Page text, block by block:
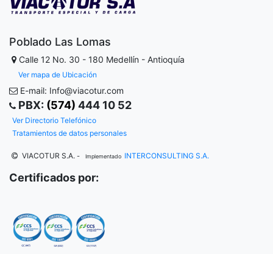
Poblado Las Lomas
Calle 12 No. 30 - 180 Medellín - Antioquía
Ver mapa de Ubicación
E-mail: Info@viacotur.com
PBX: (574) 444 10 52
Ver Directorio Telefónico
Tratamientos de datos personales
VIACOTUR S.A. - Implementado INTERCONSULTING S.A.
Certificados por: